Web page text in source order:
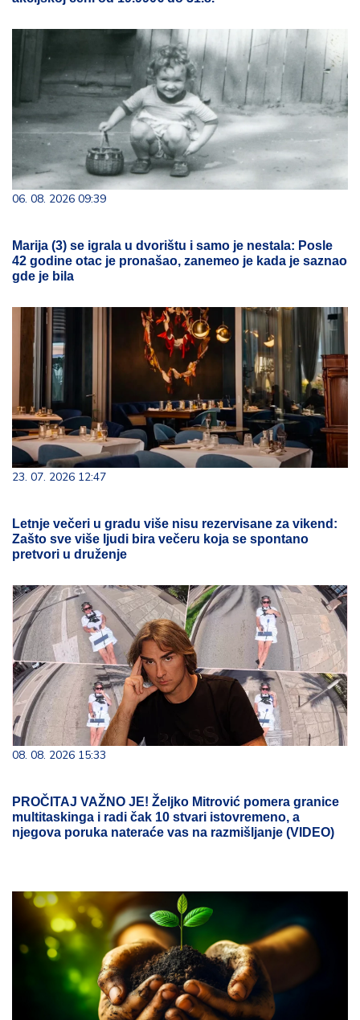
06. 08. 2026 09:39
Marija (3) se igrala u dvorištu i samo je nestala: Posle
42 godine otac je pronašao, zanemeo je kada je saznao
gde je bila
23. 07. 2026 12:47
Letnje večeri u gradu više nisu rezervisane za vikend:
Zašto sve više ljudi bira večeru koja se spontano
pretvori u druženje
08. 08. 2026 15:33
PROČITAJ VAŽNO JE! Željko Mitrović pomera granice
multitaskinga i radi čak 10 stvari istovremeno, a
njegova poruka nateraće vas na razmišljanje (VIDEO)